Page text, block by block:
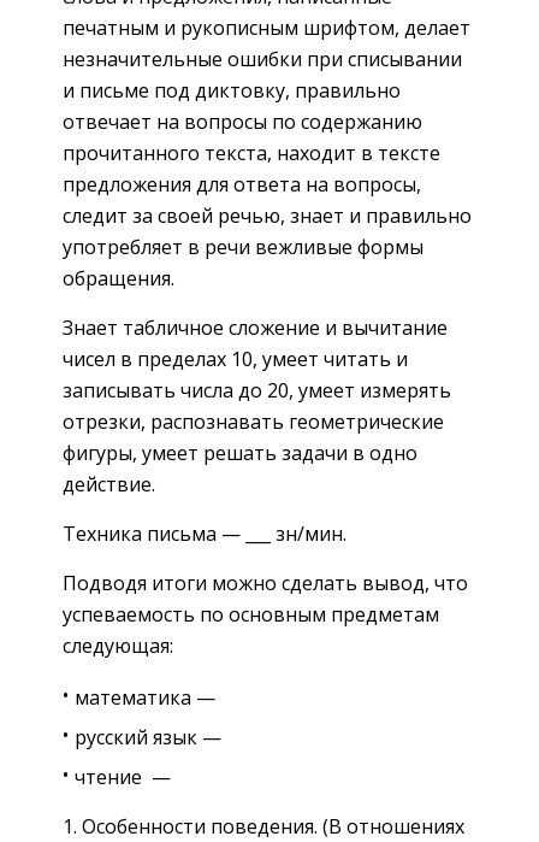
печатным и рукописным шрифтом, делает
незначительные ошибки при списывании
и письме под диктовку, правильно
отвечает на вопросы по содержанию
прочитанного текста, находит в тексте
предложения для ответа на вопросы,
следит за своей речью, знает и правильно
употребляет в речи вежливые формы
обращения.
Знает табличное сложение и вычитание
чисел в пределах 10, умеет читать и
записывать числа до 20, умеет измерять
отрезки, распознавать геометрические
фигуры, умеет решать задачи в одно
действие.
Техника письма — ___ зн/мин.
Подводя итоги можно сделать вывод, что
успеваемость по основным предметам
следующая:
математика —
русский язык —
чтение —
Особенности поведения. (В отношениях